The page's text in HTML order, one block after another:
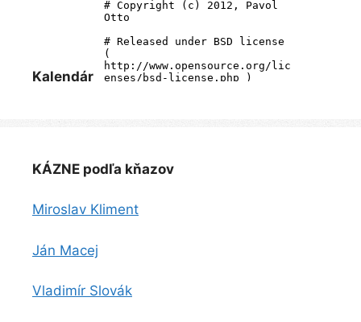
Kalendár
KÁZNE podľa kňazov
Miroslav Kliment
Ján Macej
Vladimír Slovák